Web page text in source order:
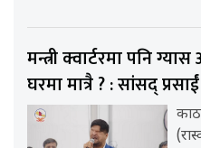
मन्त्री क्वार्टरमा पनि
घरमा मात्रै ? : सांसद् प्रसाईं